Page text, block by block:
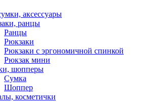
аксессуары
ранцы
Ранцы
Рюкзаки
Рюкзаки с эргономичной спинкой
Рюкзак мини
шопперы
Сумка
Шоппер
косметички